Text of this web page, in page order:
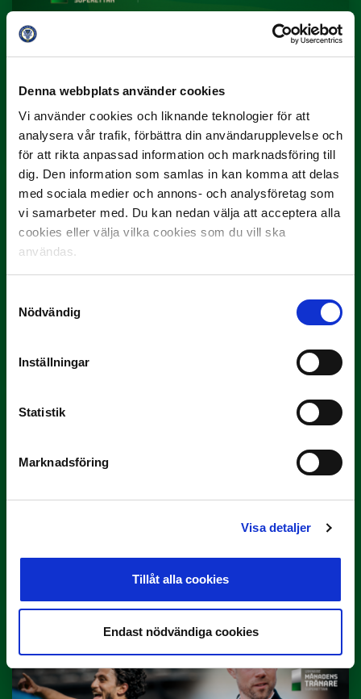
Denna webbplats använder cookies
Vi använder cookies och liknande teknologier för att
analysera vår trafik, förbättra din användarupplevelse och
för att rikta anpassad information och marknadsföring till
dig. Den information som samlas in kan komma att delas
med sociala medier och annons- och analysföretag som
vi samarbeter med. Du kan nedan välja att acceptera alla
cookies eller välja vilka cookies som du vill ska
användas.
Nödvändig
Inställningar
Statistik
Marknadsföring
Visa detaljer
Tillåt alla cookies
Endast nödvändiga cookies
3 JULI
Rösta på Månadens Spelare i juni
Yttrar gör…
3 JULI
Här är de…